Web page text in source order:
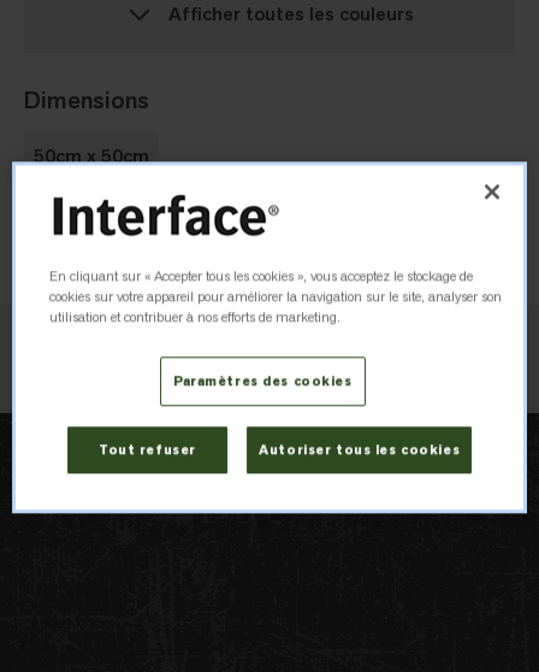
Warm Rock
Afficher toutes les couleurs
Dimensions
50cm x 50cm
Commander un échantillon
Vérifier le stock
En cliquant sur « Accepter tous les cookies », vous acceptez le stockage de
cookies sur votre appareil pour améliorer la navigation sur le site, analyser son
utilisation et contribuer à nos efforts de marketing.
Paramètres des cookies
Tout refuser Autoriser tous les cookies